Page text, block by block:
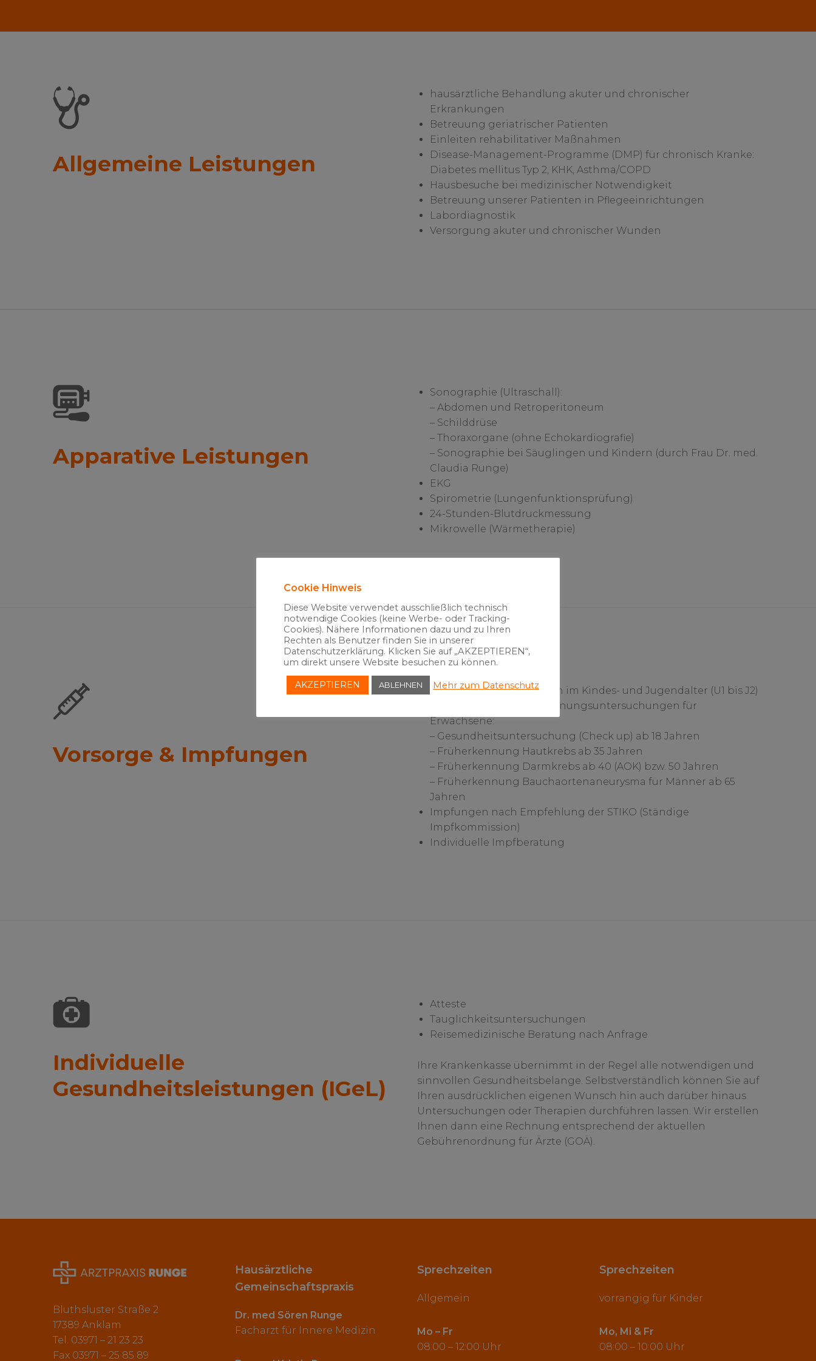
Allgemeine Leistungen
hausärztliche Behandlung akuter und chronischer
Erkrankungen
Betreuung geriatrischer Patienten
Einleiten rehabilitativer Maßnahmen
Disease-Management-Programme (DMP) für chronisch Kranke:
Diabetes mellitus Typ 2, KHK, Asthma/COPD
Hausbesuche bei medizinischer Notwendigkeit
Betreuung unserer Patienten in Pflegeeinrichtungen
Labordiagnostik
Versorgung akuter und chronischer Wunden
Apparative Leistungen
Sonographie (Ultraschall):
– Abdomen und Retroperitoneum
– Schilddrüse
– Thoraxorgane (ohne Echokardiografie)
– Sonographie bei Säuglingen und Kindern (durch Frau Dr. med.
Claudia Runge)
EKG
Spirometrie (Lungenfunktionsprüfung)
24-Stunden-Blutdruckmessung
Mikrowelle (Wärmetherapie)
Vorsorge & Impfungen
Vorsorgeuntersuchungen im Kindes- und Jugendalter (U1 bis J2)
Vorsorge- und Früherkennungsuntersuchungen für
Erwachsene:
– Gesundheitsuntersuchung (Check up) ab 18 Jahren
– Früherkennung Hautkrebs ab 35 Jahren
– Früherkennung Darmkrebs ab 40 (AOK) bzw. 50 Jahren
– Früherkennung Bauchaortenaneurysma für Männer ab 65
Jahren
Impfungen nach Empfehlung der STIKO (Ständige
Impfkommission)
Individuelle Impfberatung
Individuelle
Gesundheitsleistungen (IGeL)
Atteste
Tauglichkeitsuntersuchungen
Reisemedizinische Beratung nach Anfrage
Ihre Krankenkasse übernimmt in der Regel alle notwendigen und
sinnvollen Gesundheitsbelange. Selbstverständlich können Sie auf
Ihren ausdrücklichen eigenen Wunsch hin auch darüber hinaus
Untersuchungen oder Therapien durchführen lassen. Wir erstellen
Ihnen dann eine Rechnung entsprechend der aktuellen
Gebührenordnung für Ärzte (GOÄ).
Bluthsluster Straße 2
17389 Anklam
Tel. 03971 – 21 23 23
Fax 03971 – 25 85 89
Hausärztliche
Gemeinschaftspraxis
Dr. med Sören Runge
Facharzt für Innere Medizin
Sprechzeiten
Allgemein
Mo – Fr
08:00 – 12:00 Uhr
Sprechzeiten
vorrangig für Kinder
Mo, Mi & Fr
08:00 – 10:00 Uhr
Cookie Hinweis
Diese Website verwendet ausschließlich technisch
notwendige Cookies (keine Werbe- oder Tracking-
Cookies). Nähere Informationen dazu und zu Ihren
Rechten als Benutzer finden Sie in unserer
Datenschutzerklärung. Klicken Sie auf „AKZEPTIEREN“,
um direkt unsere Website besuchen zu können.
AKZEPTIEREN ABLEHNEN Mehr zum Datenschutz